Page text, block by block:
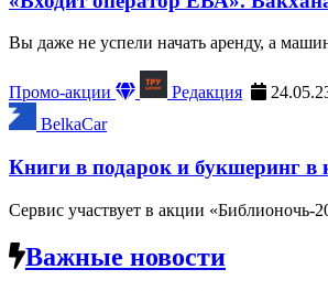
Вы даже не успели начать аренду, а
Промо-акции Редакция
BelkaCar
Книги в подарок и букшеринг в
Сервис участвует в акции «Библионочь-
Важные новости